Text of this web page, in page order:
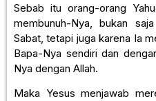
Sebab itu orang-orang
membunuh-Nya, bukan
Sabat, tetapi juga karena Ia
Bapa-Nya sendiri dan
Nya dengan Allah.
Maka Yesus menjawab